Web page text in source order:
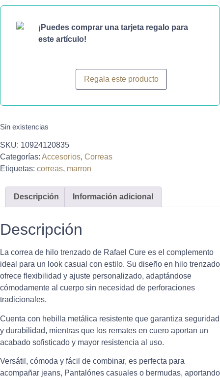
¡Puedes comprar una tarjeta regalo para
este artículo!
Regala este producto
Sin existencias
SKU: 10924120835
Categorías: Accesorios, Correas
Etiquetas: correas, marron
Descripción Información adicional
Descripción
La correa de hilo trenzado de Rafael Cure es el complemento
ideal para un look casual con estilo. Su diseño en hilo trenzado
ofrece flexibilidad y ajuste personalizado, adaptándose
cómodamente al cuerpo sin necesidad de perforaciones
tradicionales.
Cuenta con hebilla metálica resistente que garantiza seguridad
y durabilidad, mientras que los remates en cuero aportan un
acabado sofisticado y mayor resistencia al uso.
Versátil, cómoda y fácil de combinar, es perfecta para
acompañar jeans, Pantalónes casuales o bermudas, aportando